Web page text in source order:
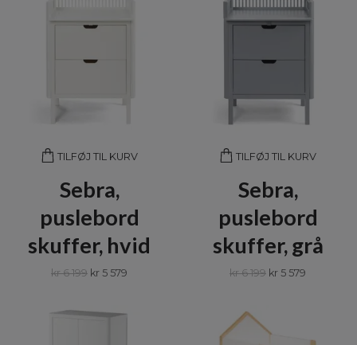
TILFØJ TIL KURV
Sebra,
puslebord
skuffer, hvid
kr 6 199 kr 5 579
TILFØJ TIL KURV
Sebra,
puslebord
skuffer, grå
kr 6 199 kr 5 579